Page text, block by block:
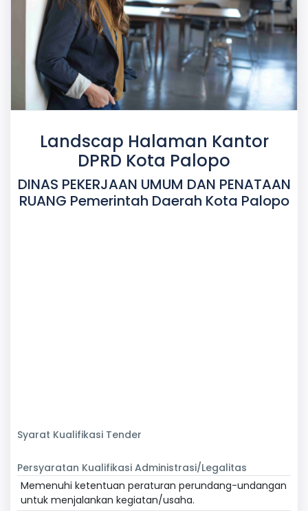
Landscap Halaman Kantor
DPRD Kota Palopo
DINAS PEKERJAAN UMUM DAN PENATAAN
RUANG Pemerintah Daerah Kota Palopo
Syarat Kualifikasi Tender
Persyaratan Kualifikasi Administrasi/Legalitas
Memenuhi ketentuan peraturan perundang-undangan
untuk menjalankan kegiatan/usaha.